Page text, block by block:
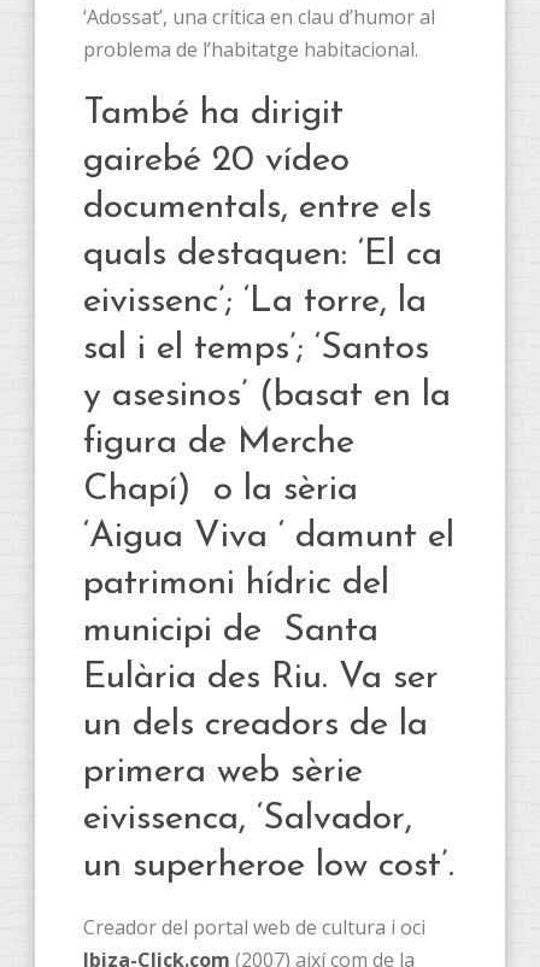
‘Adossat’, una crítica en clau d’humor al
problema de l’habitatge habitacional.
També ha dirigit
gairebé 20 vídeo
documentals, entre els
quals destaquen: ‘El ca
eivissenc’; ‘La torre, la
sal i el temps’; ‘Santos
y asesinos’ (basat en la
figura de Merche
Chapí) o la sèria
‘Aigua Viva ‘ damunt el
patrimoni hídric del
municipi de Santa
Eulària des Riu. Va ser
un dels creadors de la
primera web sèrie
eivissenca, ‘Salvador,
un superheroe low cost’.
Creador del portal web de cultura i oci
Ibiza-Click.com (2007) així com de la